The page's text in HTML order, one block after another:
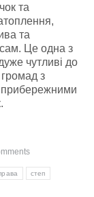
та
та
Це одна з
чутливі до
з
прибережними
степ